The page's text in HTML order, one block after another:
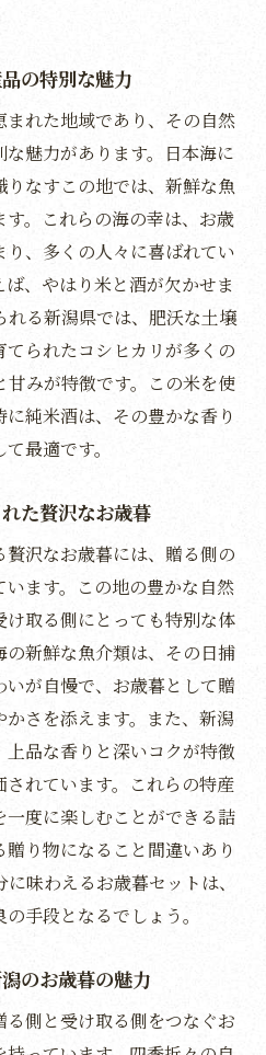
だ素材の魅力
ての新潟のお歳暮
を活かした贈り物
新潟の豊かさを感じる
る特産品の選び方
に贈るお歳暮の選び方
だお歳暮で豊かな時間を
る特産品の選び方
らす新潟の贈り物
ったお歳暮を贈る
沢なお歳暮の選び方
を伝える贈り物
歳暮で贈る側と受け取る
える新潟のお歳暮
をつなぐ
暮としての新潟の特産品
を深める
歳暮の選び方
をつなぐ大切さ
の特別な魅力
れた地域であり、その自然
魅力があります。日本海に
なすこの地では、新鮮な魚
。これらの海の幸は、お歳
、多くの人々に喜ばれてい
、やはり米と酒が欠かせま
る新潟県では、肥沃な土壌
られたコシヒカリが多くの
みが特徴です。この米を使
純米酒は、その豊かな香り
最適です。
た贅沢なお歳暮
沢なお歳暮には、贈る側の
ます。この地の豊かな自然
取る側にとっても特別な体
新鮮な魚介類は、その日捕
が自慢で、お歳暮として贈
さを添えます。また、新潟
品な香りと深いコクが特徴
れています。これらの特産
度に楽しむことができる詰
り物になること間違いあり
味わえるお歳暮セットは、
手段となるでしょう。
のお歳暮の魅力
側と受け取る側をつなぐお